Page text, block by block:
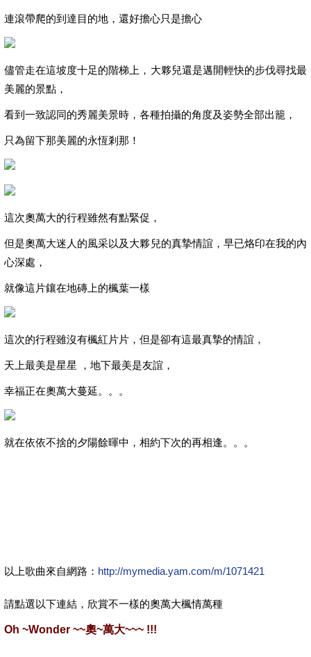
連滾帶爬的到達目的地，還好擔心只是擔心
儘管走在這坡度十足的階梯上，大夥兒還是邁開輕快的步伐尋找最
美麗的景點，
看到一致認同的秀麗美景時，各種拍攝的角度及姿勢全部出籠，
只為留下那美麗的永恆剎那！
這次奧萬大的行程雖然有點緊促，
但是奧萬大迷人的風采以及大夥兒的真摯情誼，早已烙印在我的內
心深處，
就像這片鑲在地磚上的楓葉一樣
這次的行程雖沒有楓紅片片，但是卻有這最真摯的情誼，
天上最美是星星 ，地下最美是友誼，
幸福正在奧萬大蔓延。。。
就在依依不捨的夕陽餘暉中，相約下次的再相逢。。。
以上歌曲來自網路： http://mymedia.yam.com/m/1071421
請點選以下連結，欣賞不一樣的奧萬大楓情萬種
Oh ~Wonder ~~奧~萬大~~~ !!!